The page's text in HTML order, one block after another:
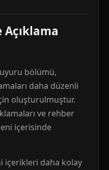
bölümü,
daha düzenli
oluşturulmuştur.
ve rehber
içerisinde
içerikleri daha kolay